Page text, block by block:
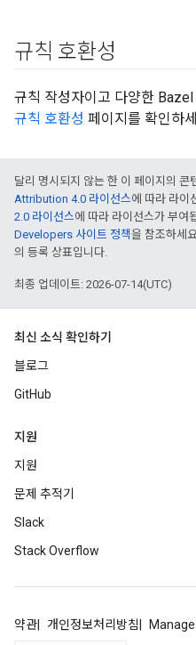
규칙 호환성
규칙 작성자이고 다양한
규칙 호환성 페이지를 확인하
달리 명시되지 않는 한 이 페이지의 콘
Attribution 4.0 라이선스에 따라 라이
2.0 라이선스에 따라 라이선스가 부여
Developers 사이트 정책을 참조하세
의 등록 상표입니다.
최종 업데이트: 2026-07-14(UTC)
최신 소식 확인하기
블로그
GitHub
지원
지원
문제 추적기
Slack
Stack Overflow
약관 개인정보처리방침